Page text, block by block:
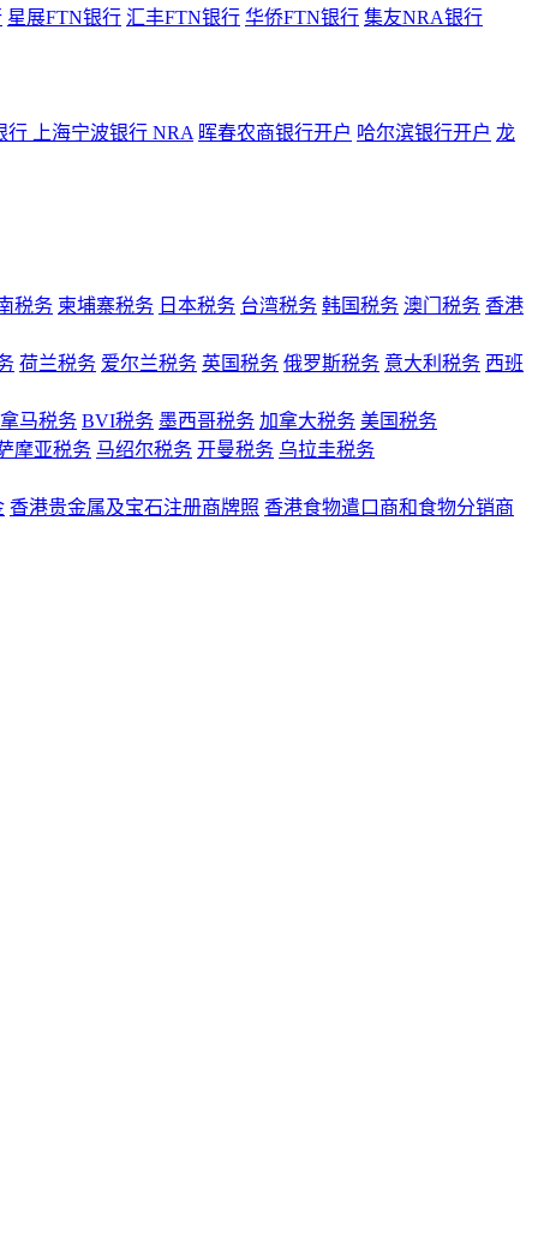
星展FTN银行 汇丰FTN银行 华侨FTN银行 集友NRA银行
行 上海宁波银行 NRA 晖春农商银行开户 哈尔滨银行开户 龙
税务 柬埔寨税务 日本税务 台湾税务 韩国税务 澳门税务 香港
荷兰税务 爱尔兰税务 英国税务 俄罗斯税务 意大利税务 西班
马税务 BVI税务 墨西哥税务 加拿大税务 美国税务
摩亚税务 马绍尔税务 开曼税务 乌拉圭税务
香港贵金属及宝石注册商牌照 香港食物遣口商和食物分销商